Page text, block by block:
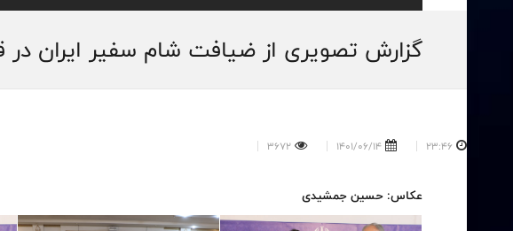
گزارش تصویری از ضیافت شام سفیر ایران در
23:46
1401/06/14
3672
عکاس: حسین جمشیدی